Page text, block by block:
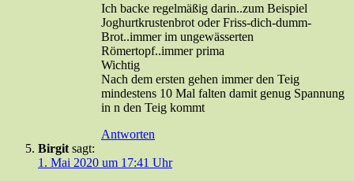
Ich backe regelmäßig darin..zum Beispiel
Joghurtkrustenbrot oder Friss-dich-dumm-
Brot..immer im ungewässerten
Römertopf..immer prima
Wichtig
Nach dem ersten gehen immer den Teig
mindestens 10 Mal falten damit genug Spannung
in n den Teig kommt
Antworten
Birgit sagt:
1. Mai 2020 um 17:41 Uhr